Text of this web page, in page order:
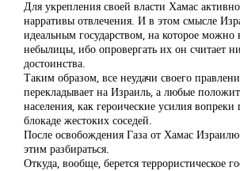
Для укрепления своей власти Хамас
нарративы отвлечения. И в этом смысле
идеальным государством, на которое можно
небылицы, ибо опровергать их он считает
достоинства.
Таким образом, все неудачи своего
перекладывает на Израиль, а любые
населения, как героические усилия
блокаде жестоких соседей.
После освобождения Газа от Хамас Израилю
этим разбираться.
Откуда, вообще, берется террористическое